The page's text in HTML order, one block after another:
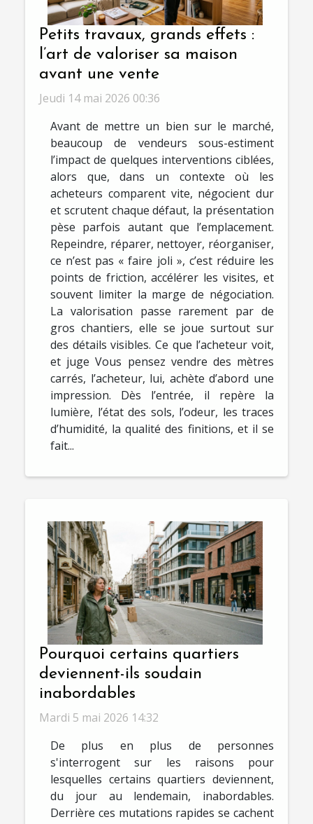
Petits travaux, grands effets :
l’art de valoriser sa maison
avant une vente
Jeudi 14 mai 2026 00:36
Avant de mettre un bien sur le marché,
beaucoup de vendeurs sous-estiment
l’impact de quelques interventions ciblées,
alors que, dans un contexte où les
acheteurs comparent vite, négocient dur
et scrutent chaque défaut, la présentation
pèse parfois autant que l’emplacement.
Repeindre, réparer, nettoyer, réorganiser,
ce n’est pas « faire joli », c’est réduire les
points de friction, accélérer les visites, et
souvent limiter la marge de négociation.
La valorisation passe rarement par de
gros chantiers, elle se joue surtout sur
des détails visibles. Ce que l’acheteur voit,
et juge Vous pensez vendre des mètres
carrés, l’acheteur, lui, achète d’abord une
impression. Dès l’entrée, il repère la
lumière, l’état des sols, l’odeur, les traces
d’humidité, la qualité des finitions, et il se
fait...
Pourquoi certains quartiers
deviennent-ils soudain
inabordables
Mardi 5 mai 2026 14:32
De plus en plus de personnes
s'interrogent sur les raisons pour
lesquelles certains quartiers deviennent,
du jour au lendemain, inabordables.
Derrière ces mutations rapides se cachent